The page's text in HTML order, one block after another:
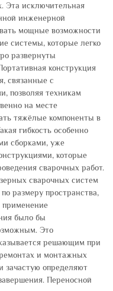
Эта исключительная
инженерной
мощные возможности
системы, которые легко
развернуты
конструкция
связанные с
позволяя техникам
на месте
тяжёлые компоненты в
гибкость особенно
сборками, уже
которые
сварочных работ.
сварочных систем
размеру пространства,
применение
было бы
Это
решающим при
и монтажных
зачастую определяют
Переносной